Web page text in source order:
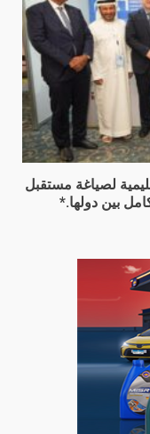
لصياغة مستقبل
بين دولها.*